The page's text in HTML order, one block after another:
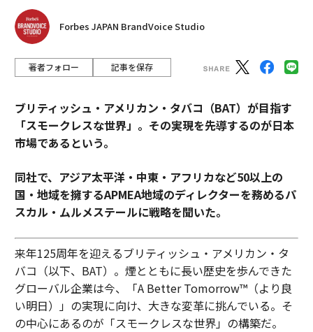
Forbes JAPAN BrandVoice Studio
著者フォロー 記事を保存
ブリティッシュ・アメリカン・タバコ（BAT）が目指す
「スモークレスな世界」。その実現を先導するのが日本
市場であるという。
同社で、アジア太平洋・中東・アフリカなど50以上の
国・地域を擁するAPMEA地域のディレクターを務めるパ
スカル・ムルメステールに戦略を聞いた。
来年125周年を迎えるブリティッシュ・アメリカン・タ
バコ（以下、BAT）。煙とともに長い歴史を歩んできた
グローバル企業は今、「A Better Tomorrow™（より良
い明日）」の実現に向け、大きな変革に挑んでいる。そ
の中心にあるのが「スモークレスな世界」の構築だ。